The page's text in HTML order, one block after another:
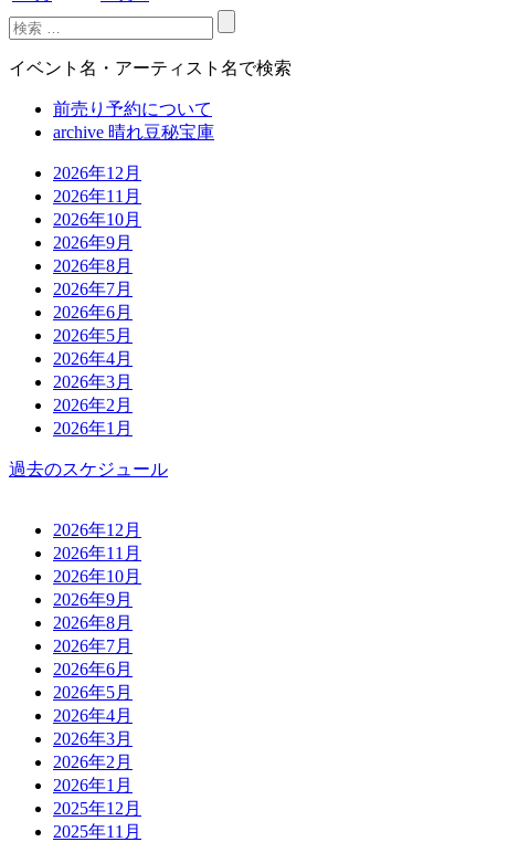
イベント名・アーティスト名で検索
前売り予約について
archive 晴れ豆秘宝庫
2026年12月
2026年11月
2026年10月
2026年9月
2026年8月
2026年7月
2026年6月
2026年5月
2026年4月
2026年3月
2026年2月
2026年1月
過去のスケジュール
2026年12月
2026年11月
2026年10月
2026年9月
2026年8月
2026年7月
2026年6月
2026年5月
2026年4月
2026年3月
2026年2月
2026年1月
2025年12月
2025年11月